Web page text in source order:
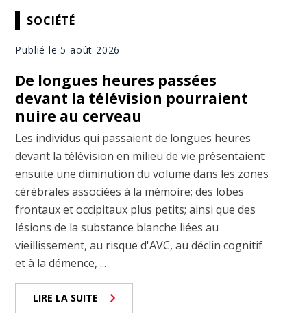
SOCIÉTÉ
Publié le 5 août 2026
De longues heures passées
devant la télévision pourraient
nuire au cerveau
Les individus qui passaient de longues heures
devant la télévision en milieu de vie présentaient
ensuite une diminution du volume dans les zones
cérébrales associées à la mémoire; des lobes
frontaux et occipitaux plus petits; ainsi que des
lésions de la substance blanche liées au
vieillissement, au risque d'AVC, au déclin cognitif
et à la démence, ...
LIRE LA SUITE